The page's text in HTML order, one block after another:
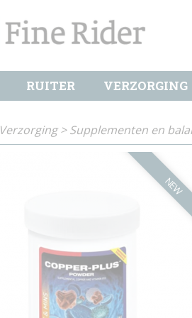
RUITER VERZORGING
Verzorging>Supplementen en
NEW